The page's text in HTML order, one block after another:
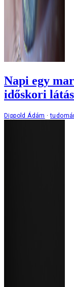
Napi egy
időskori
Dippold Ádám